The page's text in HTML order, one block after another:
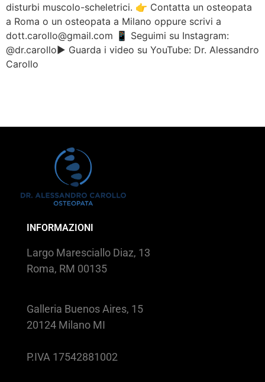
disturbi muscolo-scheletrici. 👉 Contatta un osteopata
a Roma o un osteopata a Milano oppure scrivi a
dott.carollo@gmail.com 📱 Seguimi su Instagram:
@dr.carollo▶️ Guarda i video su YouTube: Dr. Alessandro
Carollo
INFORMAZIONI
Largo Maresciallo Diaz, 13
Roma, RM 00135
Galleria Buenos Aires, 15
20124 Milano MI
P.IVA 17542881002